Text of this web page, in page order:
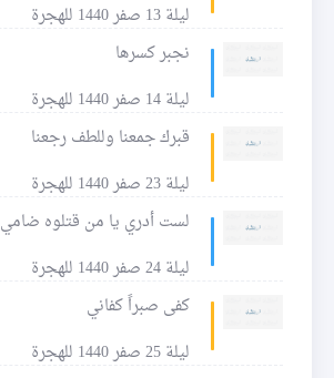
ليلة 13 صفر 1440 للهجرة
نجبر كسرها
ليلة 14 صفر 1440 للهجرة
قبرك جمعنا وللطف رجعنا
ليلة 23 صفر 1440 للهجرة
لست أدري يا من قتلوه ضامي
ليلة 24 صفر 1440 للهجرة
كفى صبراً كفاني
ليلة 25 صفر 1440 للهجرة